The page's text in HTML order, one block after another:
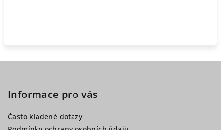
Informace pro vás
Často kladené dotazy